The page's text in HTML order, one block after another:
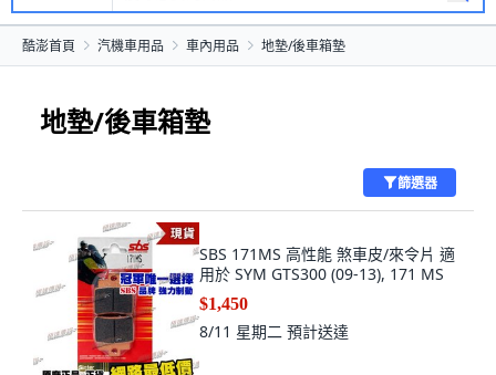
酷澎首頁 汽機車用品 車內用品 地墊/後車箱墊
地墊/後車箱墊
篩選器
SBS 171MS 高性能 煞車皮/來令片 適
用於 SYM GTS300 (09-13), 171 MS
$1,450
8/11 星期二 預計送達